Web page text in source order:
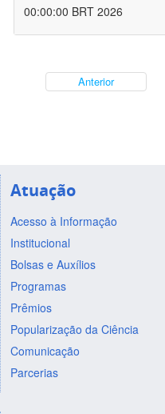
00:00:00 BRT 2026
Anterior
Atuação
Acesso à Informação
Institucional
Bolsas e Auxílios
Programas
Prêmios
Popularização da Ciência
Comunicação
Parcerias